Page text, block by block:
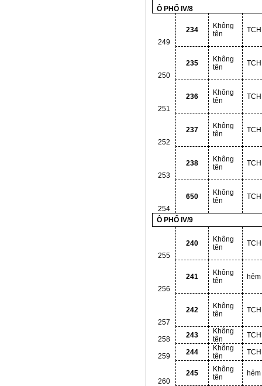
Ô PHỐ IV/8
249
234
Không
tên
250
235
Không
tên
251
236
Không
tên
252
237
Không
tên
253
238
Không
tên
254
650
Không
tên
Ô PHỐ IV/9
255
240
Không
tên
256
241
Không
tên
257
242
Không
tên
258 243
Không
tên
259 244
Không
tên
260
245
Không
tên